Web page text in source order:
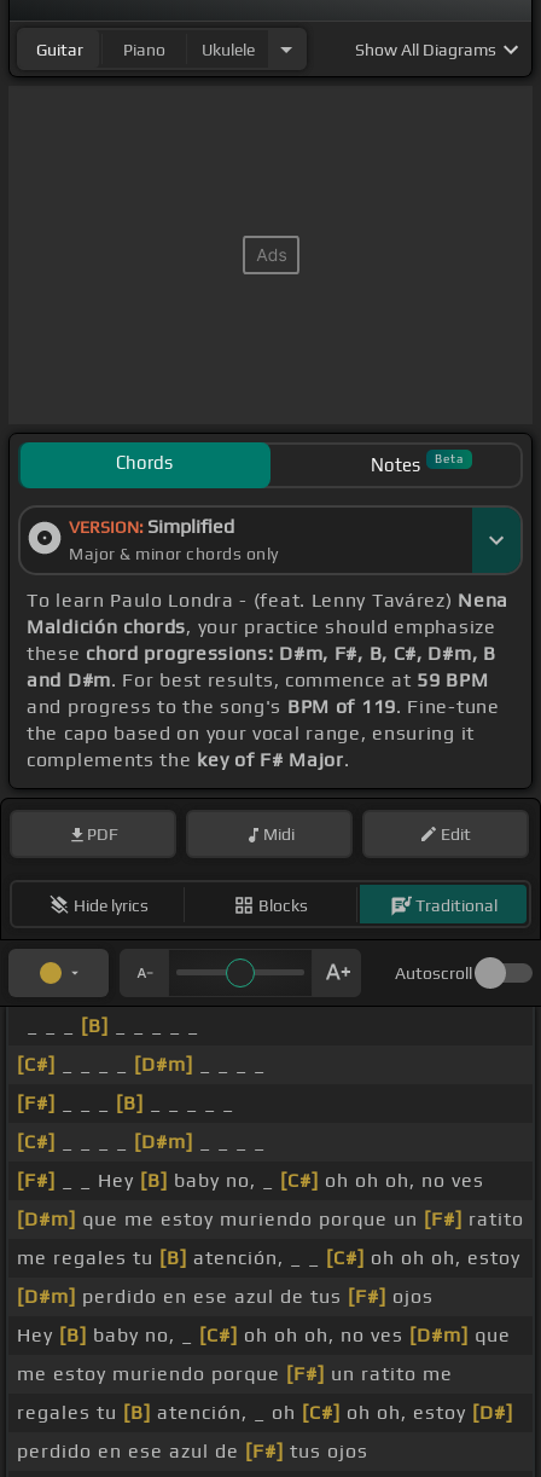
[F#]con vos
Guitar Piano Ukulele ShowAll Diagrams
Chords Notes Beta
VERSION: Simplified
Major & minor chords only
To learn Paulo Londra - (feat. Lenny Tavárez) Nena
Maldición chords, your practice should emphasize
these chord progressions: D#m, F#, B, C#, D#m, B
and D#m. For best results, commence at 59 BPM
and progress to the song's BPM of 119. Fine-tune
the capo based on your vocal range, ensuring it
complements the key of F# Major.
PDF Midi Edit
Hide lyrics Blocks Traditional
Autoscroll
[B]
[C#]
[D#m]
[F#]
[B]
[C#]
[D#m]
[F#]
_ _ Hey [B] baby no, _ [C#] oh oh oh, no ves
[D#m] que me estoy muriendo porque un [F#] ratito
me regales tu [B] atención, _ _ [C#] oh oh oh, estoy
[D#m] perdido en ese azul de tus [F#] ojos
Hey [B] baby no, _ [C#] oh oh oh, no ves [D#m] que
me estoy muriendo porque [F#] un ratito me
regales tu [B] atención, _ oh [C#] oh oh, estoy [D#]
perdido en ese azul de [F#] tus ojos